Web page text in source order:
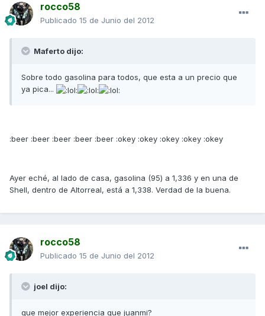
rocco58
Publicado 15 de Junio del 2012
Maferto dijo:
Sobre todo gasolina para todos, que esta a un precio que
ya pica...
:beer :beer :beer :beer :beer :okey :okey :okey :okey :okey
Ayer eché, al lado de casa, gasolina (95) a 1,336 y en una de
Shell, dentro de Altorreal, está a 1,338. Verdad de la buena.
rocco58
Publicado 15 de Junio del 2012
joel dijo:
que mejor experiencia que juanmi?